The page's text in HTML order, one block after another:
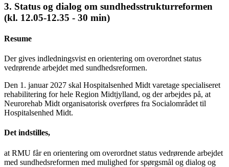
3. Status og dialog om sundhedsstrukturreformen
(kl. 12.05-12.35 - 30 min)
Resume
Der gives indledningsvist en orientering om overordnet status
vedrørende arbejdet med sundhedsreformen.
Den 1. januar 2027 skal Hospitalsenhed Midt varetage specialiseret
rehabilitering for hele Region Midtjylland, og der arbejdes på, at
Neurorehab Midt organisatorisk overføres fra Socialområdet til
Hospitalsenhed Midt.
Det indstilles,
at RMU får en orientering om overordnet status vedrørende arbejdet
med sundhedsreformen med mulighed for spørgsmål og dialog og